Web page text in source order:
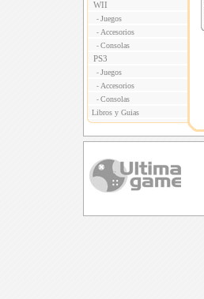
WII
- Juegos
- Accesorios
- Consolas
PS3
- Juegos
- Accesorios
- Consolas
Libros y Guias